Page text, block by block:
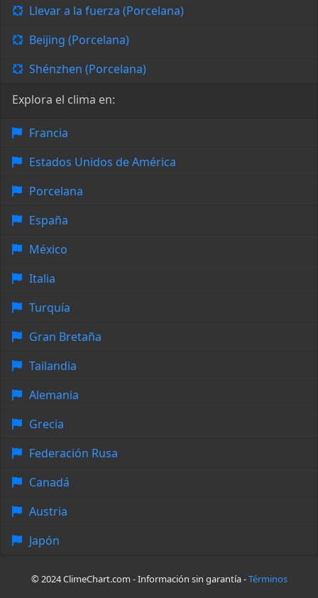
Llevar a la fuerza (Porcelana)
Beijing (Porcelana)
Shénzhen (Porcelana)
Explora el clima en:
Francia
Estados Unidos de América
Porcelana
España
México
Italia
Turquía
Gran Bretaña
Tailandia
Alemania
Grecia
Federación Rusa
Canadá
Austria
Japón
© 2024 ClimeChart.com - Información sin garantía -Términos